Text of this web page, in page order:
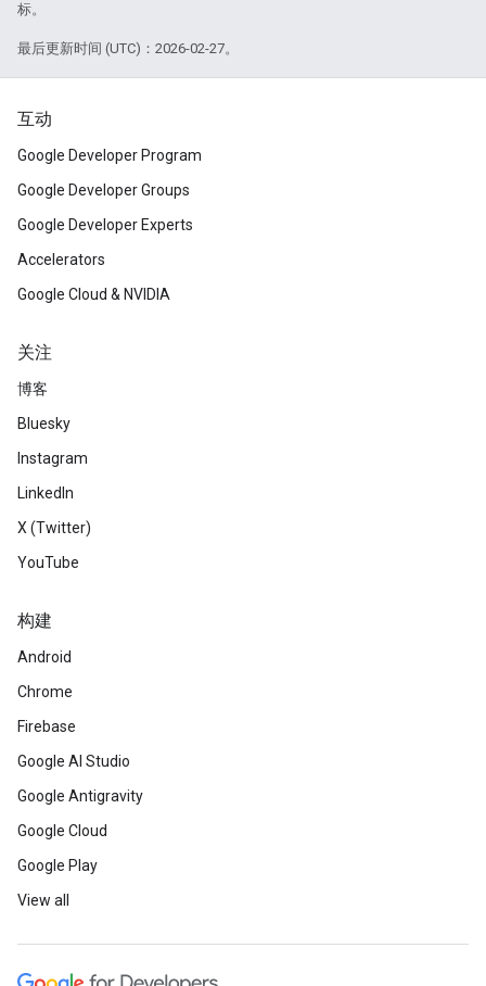
标。
最后更新时间 (UTC)：2026-02-27。
互动
Google Developer Program
Google Developer Groups
Google Developer Experts
Accelerators
Google Cloud & NVIDIA
关注
博客
Bluesky
Instagram
LinkedIn
X (Twitter)
YouTube
构建
Android
Chrome
Firebase
Google AI Studio
Google Antigravity
Google Cloud
Google Play
View all